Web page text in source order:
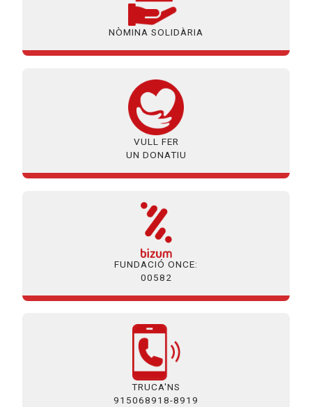
NÒMINA SOLIDÀRIA
VULL FER
UN DONATIU
FUNDACIÓ ONCE:
00582
TRUCA'NS
915068918-8919